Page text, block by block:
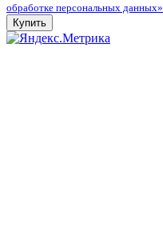
обработке персональных данных»